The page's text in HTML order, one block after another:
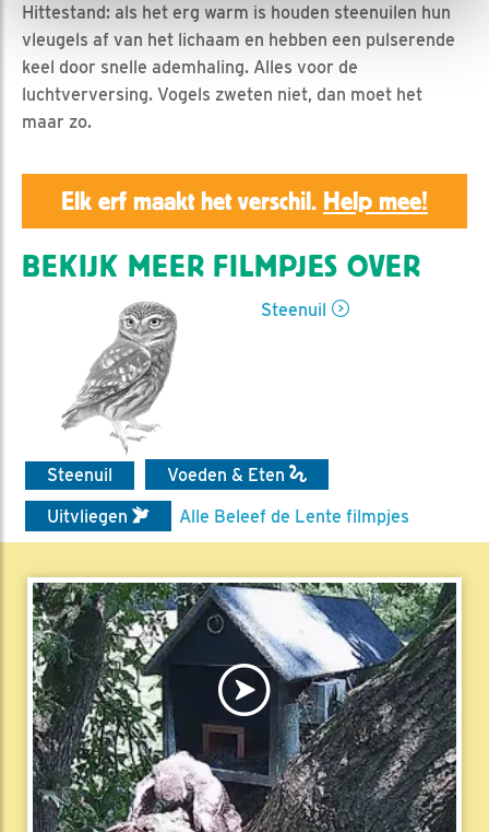
Hittestand: als het erg warm is houden steenuilen hun
vleugels af van het lichaam en hebben een pulserende
keel door snelle ademhaling. Alles voor de
luchtverversing. Vogels zweten niet, dan moet het
maar zo.
Elk erf maakt het verschil. Help mee!
BEKIJK MEER FILMPJES OVER
Steenuil
Steenuil
Voeden & Eten
Uitvliegen
Alle Beleef de Lente filmpjes